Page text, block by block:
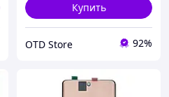
Купить
OTD Store 92%